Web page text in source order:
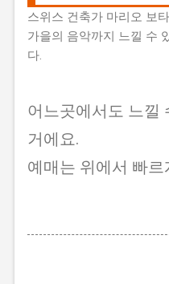
스위스 건축가 마리오 보
가을의 음악까지 느낄 수
다.
어느곳에서도 느낄
거에요.
예매는 위에서 빠